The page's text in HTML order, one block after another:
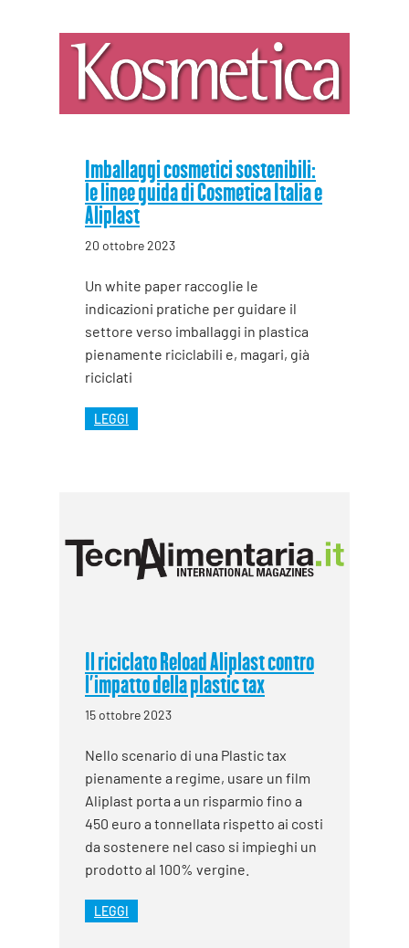
Imballaggi cosmetici sostenibili:
le linee guida di Cosmetica Italia e
Aliplast
20 ottobre 2023
Un white paper raccoglie le
indicazioni pratiche per guidare il
settore verso imballaggi in plastica
pienamente riciclabili e, magari, già
riciclati
LEGGI
Il riciclato Reload Aliplast contro
l’impatto della plastic tax
15 ottobre 2023
Nello scenario di una Plastic tax
pienamente a regime, usare un film
Aliplast porta a un risparmio fino a
450 euro a tonnellata rispetto ai costi
da sostenere nel caso si impieghi un
prodotto al 100% vergine.
LEGGI